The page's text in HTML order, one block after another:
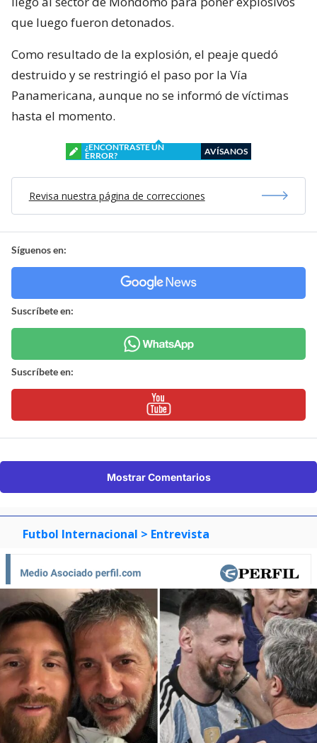
que luego fueron detonados.
Como resultado de la explosión, el peaje quedó
destruido y se restringió el paso por la Vía
Panamericana, aunque no se informó de víctimas
hasta el momento.
¿ENCONTRASTE UN
ERROR?
AVÍSANOS
Revisa nuestra página de correcciones
Síguenos en:
Suscríbete en:
Suscríbete en:
Mostrar Comentarios
Futbol Internacional > Entrevista